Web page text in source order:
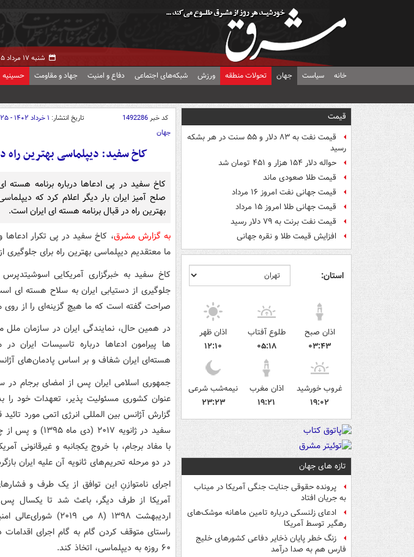
شنبه ۱۷ مرداد ۱۴۰۵ -
خانه سیاست جهان تحولات منطقه ورزش شبکه‌های اجتماعی دفاع و امنیت جهاد و مقاومت حسینیه
قیمت
قیمت نفت به ۸۳ دلار و ۵۵ سنت در هر بشکه
رسید
حواله دلار ۱۵۴ هزار و ۴۵۱ تومان شد
قیمت طلا صعودی ماند
قیمت جهانی نفت امروز ۱۶ مرداد
قیمت جهانی طلا امروز ۱۵ مرداد
قیمت نفت برنت به ۷۹ دلار رسید
افزایش قیمت طلا و نقره جهانی
استان:
اذان صبح
۰۳:۴۳
طلوع آفتاب
۰۵:۱۸
اذان ظهر
۱۲:۱۰
غروب خورشید
۱۹:۰۲
اذان مغرب
۱۹:۲۱
نیمه‌شب شرعی
۲۳:۲۳
تازه های جهان
پرونده حقوقی جنایت جنگی آمریکا در میناب
به جریان افتاد
ادعای زلنسکی درباره تامین ماهانه موشک‌های
رهگیر توسط آمریکا
زنگ خطر پایان ذخایر دفاعی کشورهای خلیج
فارس هم به صدا درآمد
کد خبر1492286 تاریخ انتشار: ۱ خرداد ۱۴۰۲ - ۲۱:۲۵
جهان
کاخ سفید: دیپلماسی بهترین راه
کاخ سفید در پی ادعاها درباره برنامه هسته
صلح آمیز ایران بار دیگر اعلام کرد که
بهترین راه در قبال برنامه هسته ای ایران است.
به گزارش مشرق، کاخ سفید در پی تکرار
ما معتقدیم دیپلماسی بهترین راه برای
کاخ سفید به خبرگزاری آمریکایی
جلوگیری از دستیابی ایران به سلاح هسته ای
صراحت گفته است که ما هیچ گزینه‌ای را از روی
در همین حال، نمایندگی ایران در سازمان
ها پیرامون ادعاها درباره تاسیسات ایران
هسته‌ای ایران شفاف و بر اساس پادمان‌های
گزارش آژانس بین المللی انرژی اتمی مورد
سفید در ژانویه
در دو مرحله تحریم‌های ثانویه آن علیه ایران
اجرای نامتوازنِ این توافق از یک طرف و
اردیبهشت ۱۳۹۸ (۸ می
راستای متوقف کردن گام به گام اجرای
۶۰ روزه به دیپلماسی، اتخاذ کند.